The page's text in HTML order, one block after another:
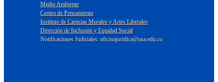
Medio Ambiente
Centro de Pensamiento
Instituto de Ciencias Morales y Artes Liberales
Dirección de Inclusión y Equidad Social
Notificaciones Judiciales: oficinajuridica@usa.edu.co